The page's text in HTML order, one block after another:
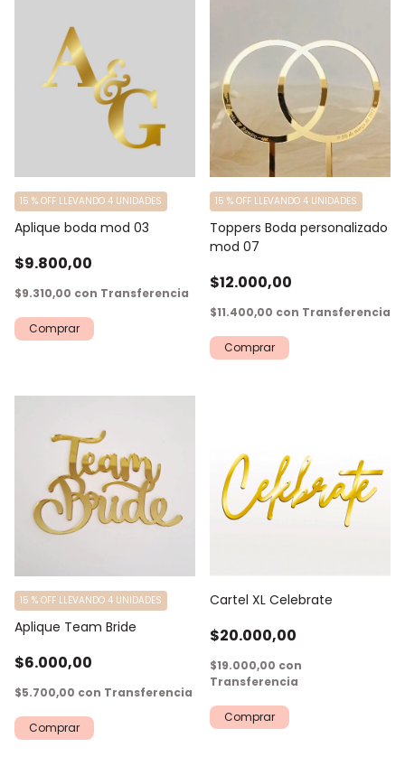
Aplique boda mod 03
$9.800,00
15 % OFF LLEVANDO 4 UNIDADES
$9.310,00 con Transferencia
Comprar
Toppers Boda personalizado
mod 07
$12.000,00
15 % OFF LLEVANDO 4 UNIDADES
$11.400,00 con Transferencia
Comprar
Aplique Team Bride
$6.000,00
15 % OFF LLEVANDO 4 UNIDADES
$5.700,00 con Transferencia
Comprar
Cartel XL Celebrate
$20.000,00
$19.000,00 con
Transferencia
Comprar